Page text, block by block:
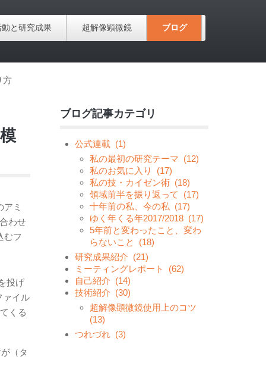
動と研究成果 超解像顕微鏡 ブログ
方
ミ
わせ
むフ
投げ
ァイル
くる
（タ
ブログ記事カテゴリ
公式連載 (1)
私の最初の研究テーマ (12)
私のお気に入り
(17)
私の技・カイゼン術 (18)
領域前半を振り返って
(17)
十年前の私、今の私 (17)
ゆく年くる年2017/2018 (17)
5年前と変わったこと、変わ
らないこと
(18)
研究成果紹介 (21)
ミーティングレポート
(62)
自己紹介 (14)
技術紹介 (30)
超解像顕微鏡使用上のコツ
(13)
つれづれ (3)